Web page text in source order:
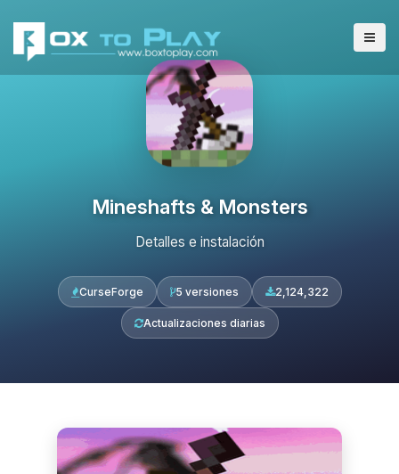
Mineshafts & Monsters
Detalles e instalación
CurseForge 5 versiones 2,124,322
Actualizaciones diarias